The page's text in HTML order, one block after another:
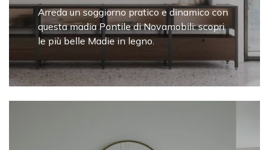
Arreda un soggiorno pratico e dinamico con
questa madia Pontile di Novamobili: scopri
le più belle Madie in legno.